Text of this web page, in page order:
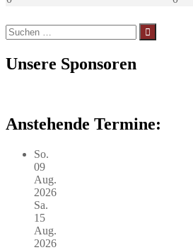
Suchen
nach:
Unsere Sponsoren
Anstehende Termine:
So.
09
Aug.
2026
Sa.
15
Aug.
2026